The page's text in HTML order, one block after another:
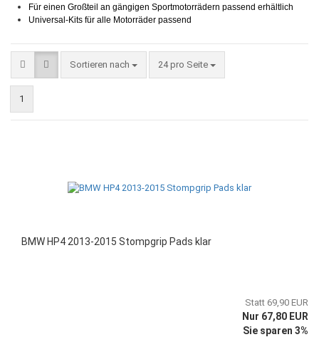
Für einen Großteil an gängigen Sportmotorrädern passend erhältlich
Universal-Kits für alle Motorräder passend
Sortieren nach
Sortieren nach 24 pro Seite
pro Seite
1
BMW HP4 2013-2015 Stompgrip Pads klar
Statt 69,90 EUR
Nur 67,80 EUR
Sie sparen 3%